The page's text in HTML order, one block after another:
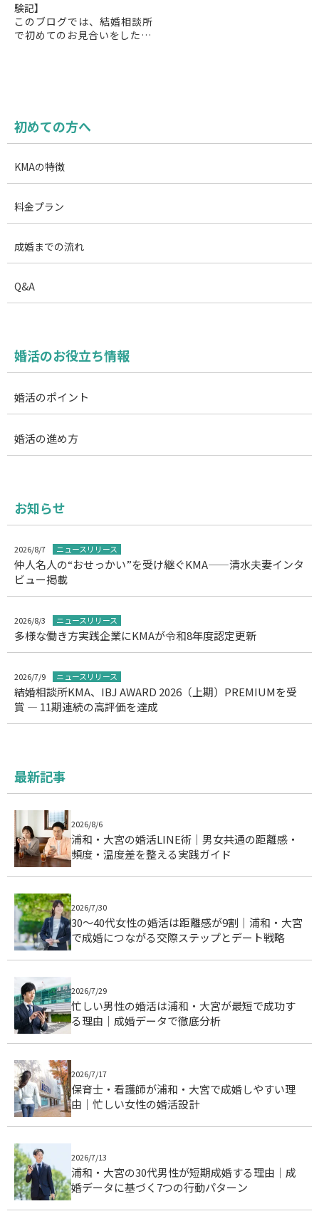
験記】
このブログでは、結婚相談所
で初めてのお見合いをした43
初めての方へ
KMAの特徴
料金プラン
成婚までの流れ
Q&A
婚活のお役立ち情報
婚活のポイント
婚活の進め方
お知らせ
2026/8/7 ニュースリリース
仲人名人の“おせっかい”を受け継ぐKMA——清水夫妻インタ
ビュー掲載
2026/8/3 ニュースリリース
多様な働き方実践企業にKMAが令和8年度認定更新
2026/7/9 ニュースリリース
結婚相談所KMA、IBJ AWARD 2026（上期）PREMIUMを受
賞 ― 11期連続の高評価を達成
最新記事
2026/8/6
浦和・大宮の婚活LINE術｜男女共通の距離感・
頻度・温度差を整える実践ガイド
2026/7/30
30〜40代女性の婚活は距離感が9割｜浦和・大宮
で成婚につながる交際ステップとデート戦略
2026/7/29
忙しい男性の婚活は浦和・大宮が最短で成功す
る理由｜成婚データで徹底分析
2026/7/17
保育士・看護師が浦和・大宮で成婚しやすい理
由｜忙しい女性の婚活設計
2026/7/13
浦和・大宮の30代男性が短期成婚する理由｜成
婚データに基づく7つの行動パターン